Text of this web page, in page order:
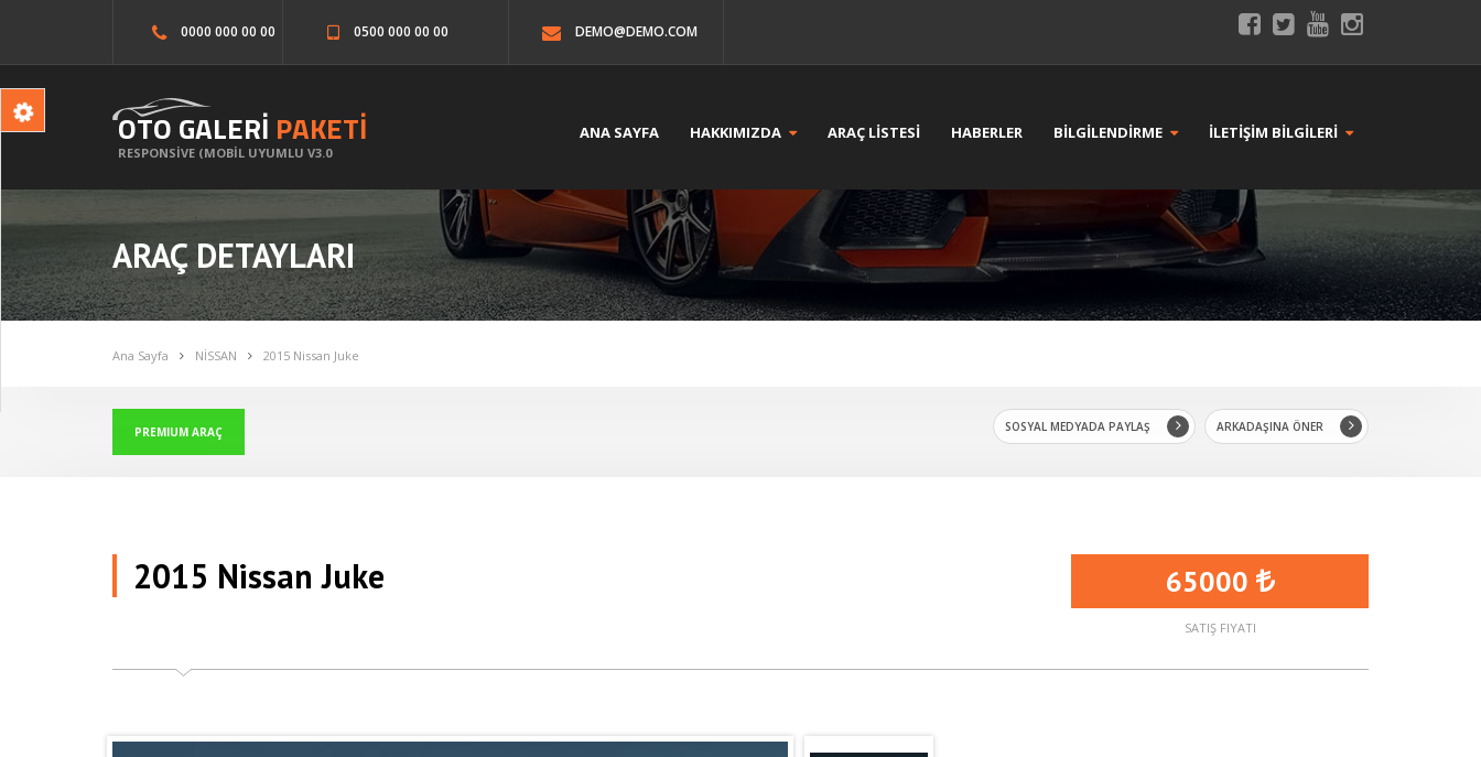
0000 000 00 00 0500 000 00 00 DEMO@DEMO.COM
OTO GALERİ PAKETİ
RESPONSİVE (MOBİL UYUMLU V3.0
ANA SAYFA HAKKIMIZDA ARAÇ LİSTESİ HABERLER BİLGİLENDİRME İLETİŞİM BİLGİLERİ
ARAÇ DETAYLARI
Ana Sayfa NİSSAN 2015 Nissan Juke
PREMIUM ARAÇ ARKADAŞINA ÖNER
SOSYAL MEDYADA PAYLAŞ
2015 Nissan Juke 65000
SATIŞ FIYATI